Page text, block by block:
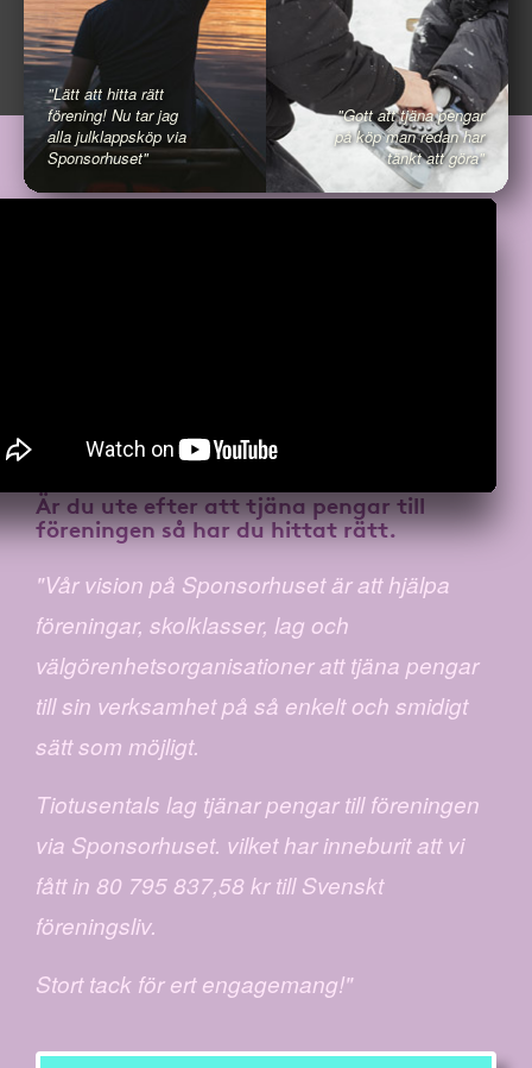
"Lätt att hitta rätt
förening! Nu tar jag
alla julklappsköp via
Sponsorhuset"
"Gott att tjäna pengar
på köp man redan har
tänkt att göra"
Är du ute efter atttjäna pengar till
föreningenså har du hittat rätt.
"Vår vision på Sponsorhuset är att hjälpa
föreningar, skolklasser, lag och
välgörenhetsorganisationer att tjäna pengar
till sin verksamhet på så enkelt och smidigt
sätt som möjligt.
Tiotusentals lag tjänar pengar till föreningen
via Sponsorhuset. vilket har inneburit att vi
fått in 80 795 837,58 kr till Svenskt
föreningsliv.
Stort tack för ert engagemang!"